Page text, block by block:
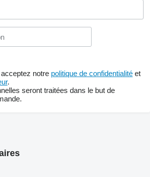
notre politique de confidentialité et
.
seront traitées dans le but de